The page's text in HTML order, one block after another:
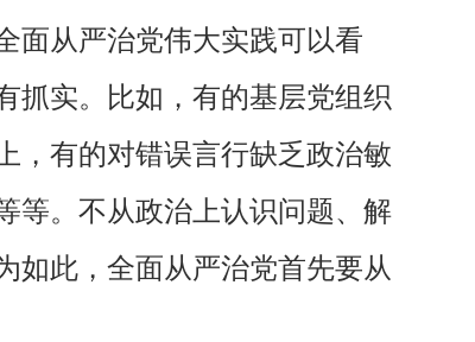
面从严治党伟大实践可以看
抓实。比如，有的基层党组织
，有的对错误言行缺乏政治敏
等。不从政治上认识问题、解
如此，全面从严治党首先要从